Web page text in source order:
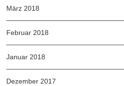
März 2018
Februar 2018
Januar 2018
Dezember 2017